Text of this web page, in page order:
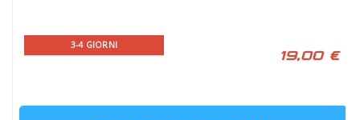
3-4 GIORNI
19,00 €